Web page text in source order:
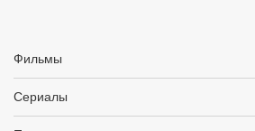
Фильмы
Сериалы